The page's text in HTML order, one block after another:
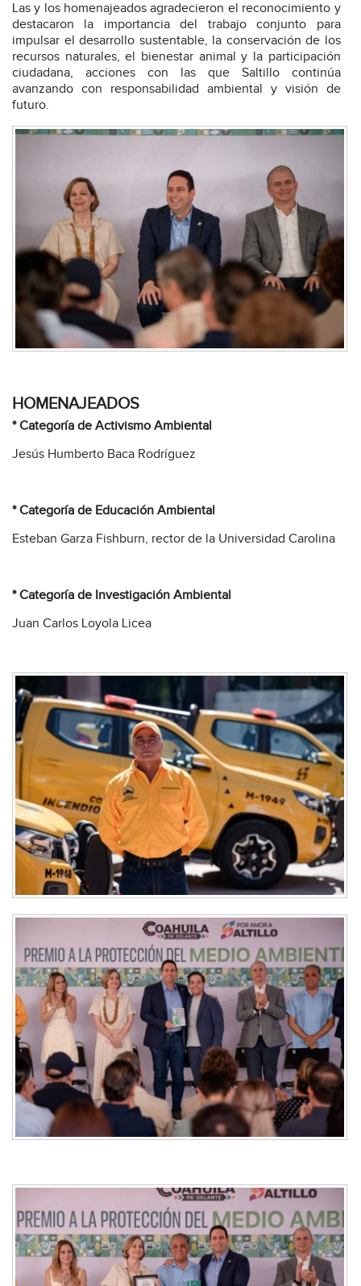
Las y los homenajeados agradecieron el reconocimiento y
destacaron la importancia del trabajo conjunto para
impulsar el desarrollo sustentable, la conservación de los
recursos naturales, el bienestar animal y la participación
ciudadana, acciones con las que Saltillo continúa
avanzando con responsabilidad ambiental y visión de
futuro.
HOMENAJEADOS
* Categoría de Activismo Ambiental
Jesús Humberto Baca Rodríguez
* Categoría de Educación Ambiental
Esteban Garza Fishburn, rector de la Universidad Carolina
* Categoría de Investigación Ambiental
Juan Carlos Loyola Licea